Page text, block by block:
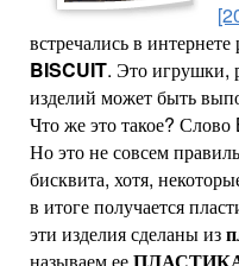
встречались в
BISCUIT. Это игрушки,
изделий может быть
Что же это такое?
Но это не совсем
бисквита, хотя,
в итоге получается
эти изделия сделаны из